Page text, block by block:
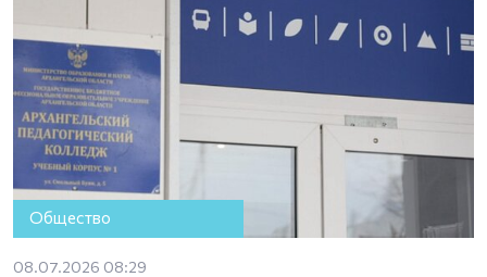
Общество
08.07.2026 08:29